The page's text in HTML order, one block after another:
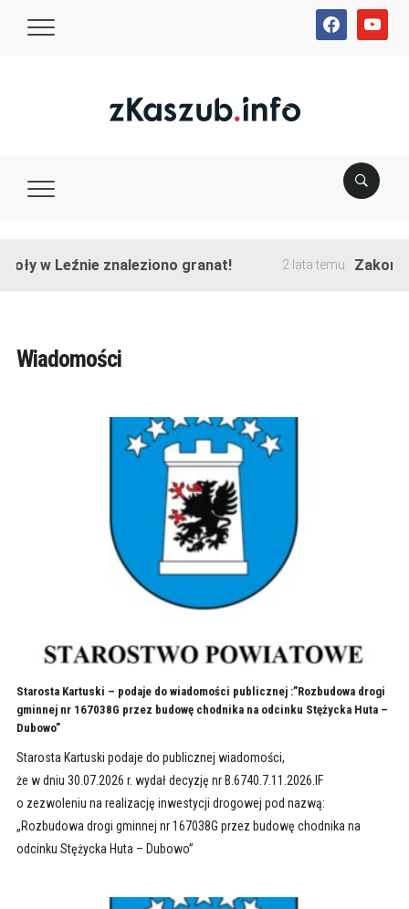
facebookyoutube
w Leźnie znaleziono granat! 2 lata temu
Wiadomości
Starosta Kartuski – podaje do wiadomości publicznej :”Rozbudowa drogi
gminnej nr 167038G przez budowę chodnika na odcinku Stężycka Huta –
Dubowo”
Starosta Kartuski podaje do publicznej wiadomości,
że w dniu 30.07.2026 r. wydał decyzję nr B.6740.7.11.2026.IF
o zezwoleniu na realizację inwestycji drogowej pod nazwą:
„Rozbudowa drogi gminnej nr 167038G przez budowę chodnika na
odcinku Stężycka Huta – Dubowo”